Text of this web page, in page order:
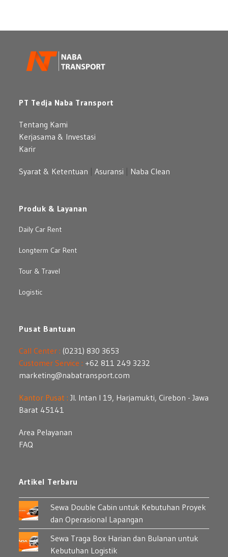
PT Tedja Naba Transport
Tentang Kami
Kerjasama & Investasi
Karir
Syarat & Ketentuan |Asuransi Naba Clean
Produk & Layanan
Daily Car Rent
Longterm Car Rent
Tour & Travel
Logistic
Pusat Bantuan
Call Center : (0231) 830 3653
Customer Service : +62 811 249 3232
marketing@nabatransport.com
Kantor Pusat : Jl. Intan I 19, Harjamukti, Cirebon - Jawa
Barat 45141
Area Pelayanan
FAQ
Artikel Terbaru
Sewa Double Cabin untuk Kebutuhan Proyek
dan Operasional Lapangan
Sewa Traga Box Harian dan Bulanan untuk
Kebutuhan Logistik